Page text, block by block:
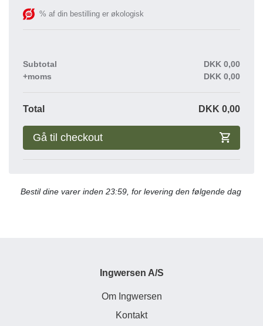
% af din bestilling er økologisk
Subtotal DKK 0,00
+moms
DKK 0,00
Total DKK 0,00
Gå til checkout
Bestil dine varer inden 23:59, for levering den følgende dag
Ingwersen A/S
Om Ingwersen
Kontakt